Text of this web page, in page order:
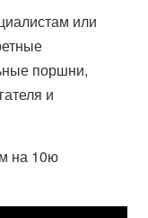
или
поршни,
и
на 10ю